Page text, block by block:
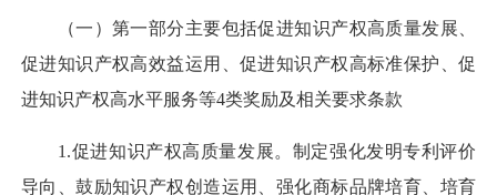
（一）第一部分主要包括促进知识产权高质量发展、
促进知识产权高效益运用、促进知识产权高标准保护、促
进知识产权高水平服务等4类奖励及相关要求条款
1.促进知识产权高质量发展。制定强化发明专利评价
导向、鼓励知识产权创造运用、强化商标品牌培育、培育